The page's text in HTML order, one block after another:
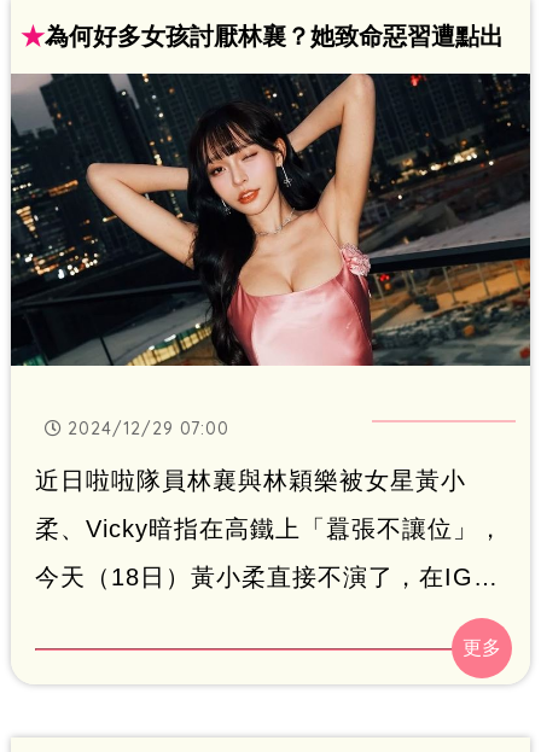
★為何好多女孩討厭林襄？她致命惡習遭點出
2024/12/29 07:00
近日啦啦隊員林襄與林穎樂被女星黃小
柔、Vicky暗指在高鐵上「囂張不讓位」，
今天（18日）黃小柔直接不演了，在IG上
發文認了就是在說林襄，再次引發話題。
而林襄人紅是非多，之前就有網友發文問